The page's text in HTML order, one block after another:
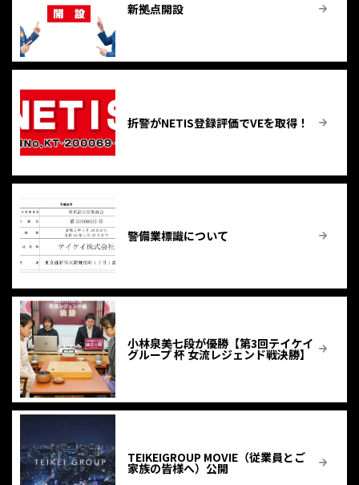
新拠点開設
折警がNETIS登録評価でVEを取得！
警備業標識について
小林泉美七段が優勝【第3回テイケイ
グループ 杯 女流レジェンド戦決勝】
TEIKEIGROUP MOVIE（従業員とご
家族の皆様へ）公開